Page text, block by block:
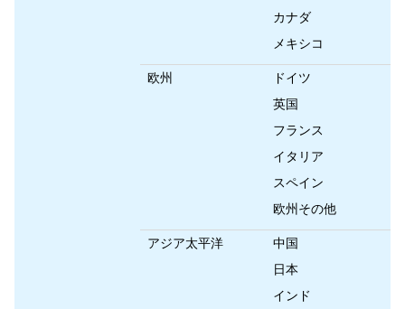
カナダ
メキシコ
欧州
ドイツ
英国
フランス
イタリア
スペイン
欧州その他
アジア太平洋
中国
日本
インド